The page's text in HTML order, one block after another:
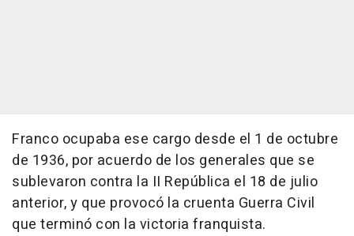
Franco ocupaba ese cargo desde el 1 de octubre
de 1936, por acuerdo de los generales que se
sublevaron contra la II República el 18 de julio
anterior, y que provocó la cruenta Guerra Civil
que terminó con la victoria franquista.